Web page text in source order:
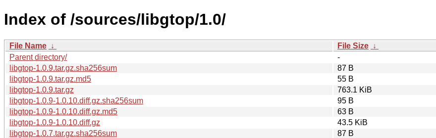
Index of /sources/libgtop/1.0/
File Name ↓ File Size ↓
Parent directory/
-
libgtop-1.0.9.tar.gz.sha256sum
87 B
libgtop-1.0.9.tar.gz.md5
55 B
libgtop-1.0.9.tar.gz
763.1 KiB
libgtop-1.0.9-1.0.10.diff.gz.sha256sum
95 B
libgtop-1.0.9-1.0.10.diff.gz.md5
63 B
libgtop-1.0.9-1.0.10.diff.gz
43.5 KiB
libgtop-1.0.7.tar.gz.sha256sum
87 B